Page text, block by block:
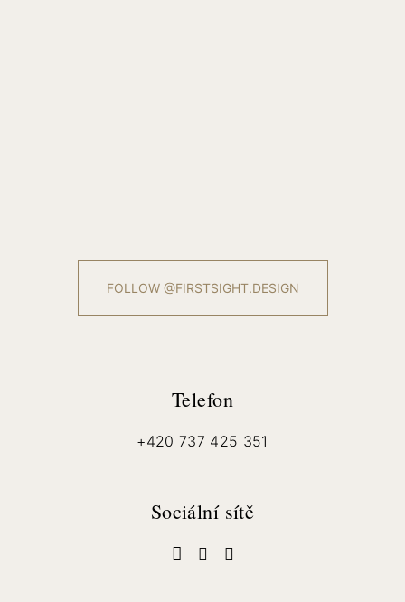
FOLLOW @FIRSTSIGHT.DESIGN
Telefon
+420 737 425 351
Sociální sítě